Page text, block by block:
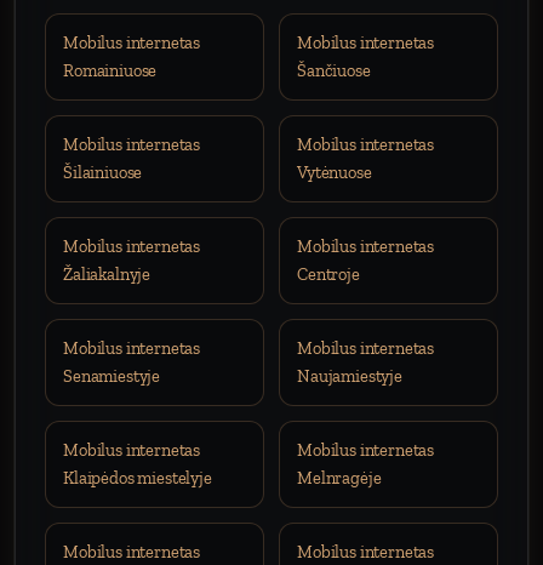
Mobilus internetas
Romainiuose
Mobilus internetas
Šančiuose
Mobilus internetas
Šilainiuose
Mobilus internetas
Vytėnuose
Mobilus internetas
Žaliakalnyje
Mobilus internetas
Centroje
Mobilus internetas
Senamiestyje
Mobilus internetas
Naujamiestyje
Mobilus internetas
Klaipėdos miestelyje
Mobilus internetas
Melnragėje
Mobilus internetas
Mobilus internetas